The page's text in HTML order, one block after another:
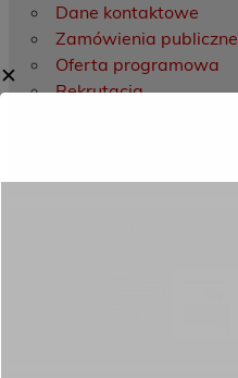
Dane kontaktowe
Zamówienia publiczne
Oferta programowa
Rekrutacja
✕